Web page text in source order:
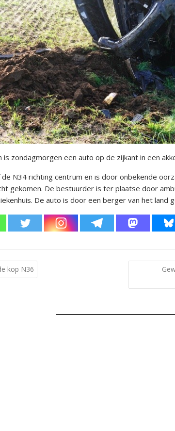
is zondagmorgen een auto op de zijkant in een
N34 richting centrum en is door onbekende
gekomen. De bestuurder is ter plaatse door
De auto is door een berger van het land
kop N36